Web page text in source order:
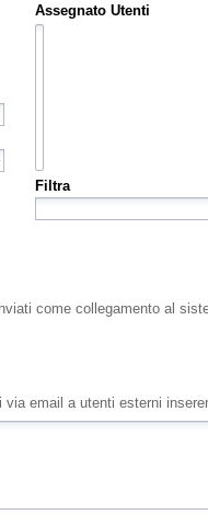
Assegnato Utenti
Filtra
come collegamento al
via email a utenti esterni